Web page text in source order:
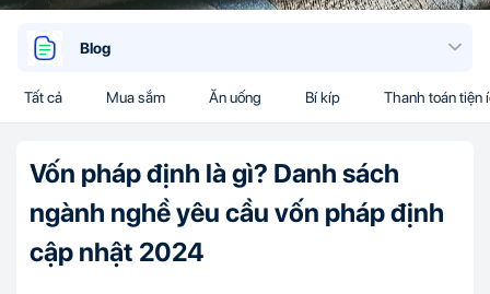
Blog
Tất cả Mua sắm Ăn uống Bí kíp Thanh toán tiện
Vốn pháp định là gì? Danh sách
ngành nghề yêu cầu vốn pháp định
cập nhật 2024